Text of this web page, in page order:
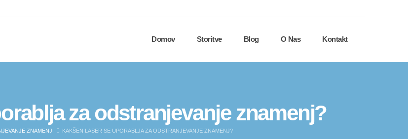
Domov Storitve Blog O Nas Kontakt
za odstranjevanje znamenj?
ZNAMENJ KAKŠEN LASER SE UPORABLJA ZA ODSTRANJEVANJE ZNAMENJ?